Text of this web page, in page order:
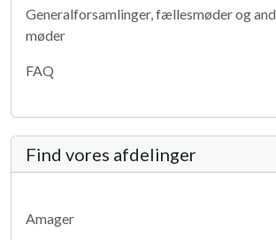
Generalforsamlinger, fællesmøder og
møder
FAQ
Find vores afdelinger
Amager